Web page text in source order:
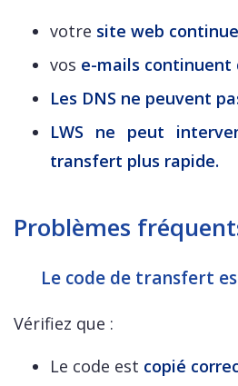
votre site web
vos e-mails
Les DNS ne peuvent
LWS ne peut
transfert plus rapide.
Problèmes
Le code de transfert
Vérifiez que :
Le code est copié